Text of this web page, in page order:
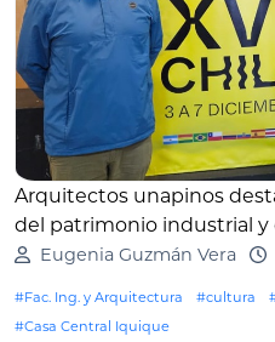
Arquitectos unapinos
del patrimonio industrial y
Eugenia Guzmán Vera
#Fac. Ing. y Arquitectura #cultura
#Casa Central Iquique